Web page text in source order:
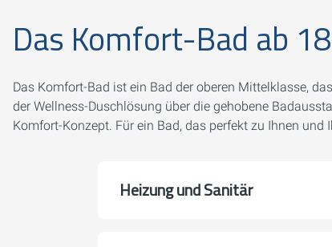
Das Komfort-Bad ab
Das Komfort-Bad ist ein Bad der oberen Mittelklasse,
der Wellness-Duschlösung über die gehobene
Komfort-Konzept. Für ein Bad, das perfekt zu Ihnen und
Heizung und Sanitär